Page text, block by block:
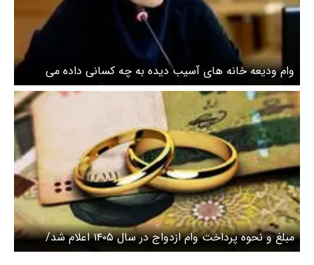
وام ودیعه خانه های آسیب دیده به چه کسانی داده می
شود/ جزییات دریافت وام
مبلغ و نحوه پرداخت وام ازدواج در سال ۱۴۰۵ اعلام شد/
متقاضیان حتما بخوانند